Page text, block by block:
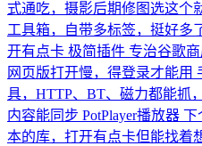
式通吃，摄影后期修图选这个
工具箱，自带多标签，挺好多
开有点卡 极简插件 专治谷歌
网页版打开慢，得登录才能用
具，HTTP、BT、磁力都能抓
内容能同步 PotPlayer播放器 下
本的库，打开有点卡但能找着